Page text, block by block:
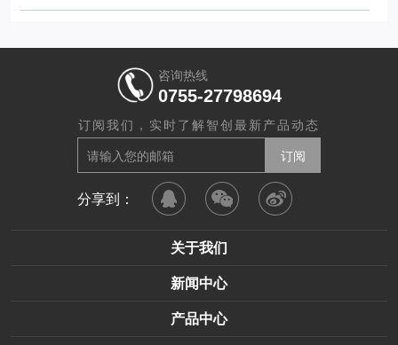
咨询热线
0755-27798694
订阅我们，实时了解智创最新产品动态
分享到：
关于我们
新闻中心
产品中心